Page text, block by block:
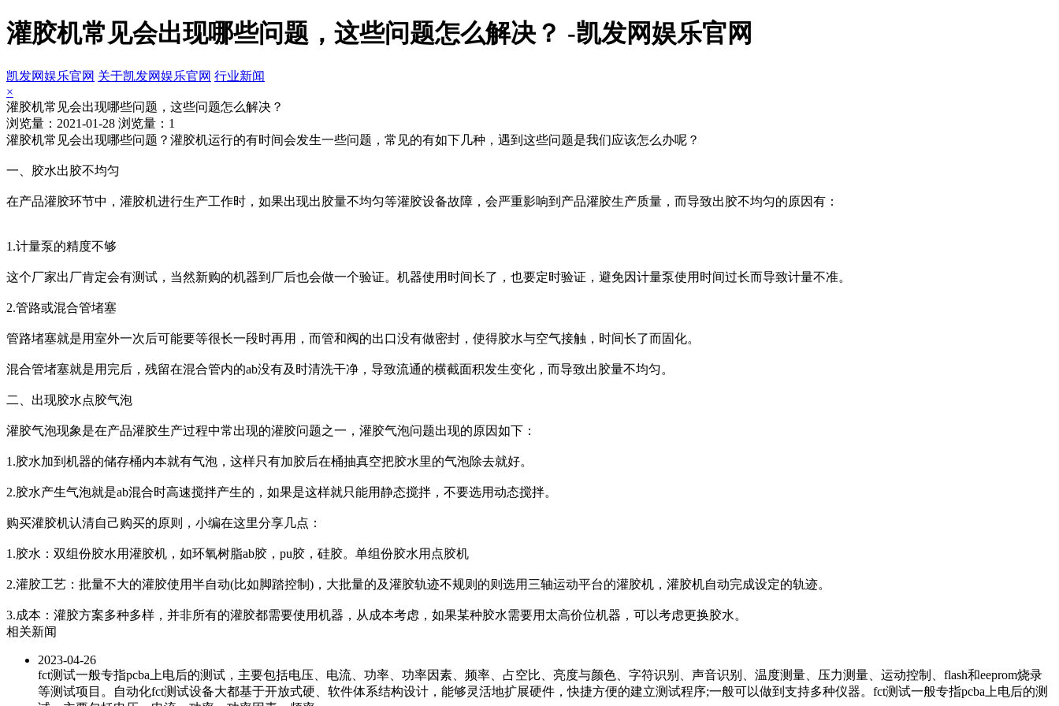
灌胶机常见会出现哪些问题，这些问题怎么解决？ -凯发网娱乐官网
凯发网娱乐官网 关于凯发网娱乐官网 行业新闻
×
灌胶机常见会出现哪些问题，这些问题怎么解决？
浏览量：2021-01-28 浏览量：1
灌胶机常见会出现哪些问题？灌胶机运行的有时间会发生一些问题，常见的有如下几种，遇到这些问题是我们应该怎么办呢？
一、胶水出胶不均匀
在产品灌胶环节中，灌胶机进行生产工作时，如果出现出胶量不均匀等灌胶设备故障，会严重影响到产品灌胶生产质量，而导致出胶不均匀的原因有：
1.计量泵的精度不够
这个厂家出厂肯定会有测试，当然新购的机器到厂后也会做一个验证。机器使用时间长了，也要定时验证，避免因计量泵使用时间过长而导致计量不准。
2.管路或混合管堵塞
管路堵塞就是用室外一次后可能要等很长一段时再用，而管和阀的出口没有做密封，使得胶水与空气接触，时间长了而固化。
混合管堵塞就是用完后，残留在混合管内的ab没有及时清洗干净，导致流通的横截面积发生变化，而导致出胶量不均匀。
二、出现胶水点胶气泡
灌胶气泡现象是在产品灌胶生产过程中常出现的灌胶问题之一，灌胶气泡问题出现的原因如下：
1.胶水加到机器的储存桶内本就有气泡，这样只有加胶后在桶抽真空把胶水里的气泡除去就好。
2.胶水产生气泡就是ab混合时高速搅拌产生的，如果是这样就只能用静态搅拌，不要选用动态搅拌。
购买灌胶机认清自己购买的原则，小编在这里分享几点：
1.胶水：双组份胶水用灌胶机，如环氧树脂ab胶，pu胶，硅胶。单组份胶水用点胶机
2.灌胶工艺：批量不大的灌胶使用半自动(比如脚踏控制)，大批量的及灌胶轨迹不规则的则选用三轴运动平台的灌胶机，灌胶机自动完成设定的轨迹。
3.成本：灌胶方案多种多样，并非所有的灌胶都需要使用机器，从成本考虑，如果某种胶水需要用太高价位机器，可以考虑更换胶水。
相关新闻
2023-04-26
fct测试一般专指pcba上电后的测试，主要包括电压、电流、功率、功率因素、频率、占空比、亮度与颜色、字符识别、声音识别、温度测量、压力测量、运动控制、flash和eeprom烧录
等测试项目。自动化fct测试设备大都基于开放式硬、软件体系结构设计，能够灵活地扩展硬件，快捷方便的建立测试程序;一般可以做到支持多种仪器。fct测试一般专指pcba上电后的测